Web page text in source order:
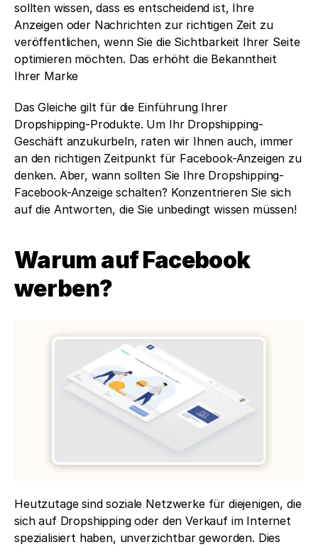
sollten wissen, dass es entscheidend ist, Ihre
Anzeigen oder Nachrichten zur richtigen Zeit zu
veröffentlichen, wenn Sie die Sichtbarkeit Ihrer Seite
optimieren möchten. Das erhöht die Bekanntheit
Ihrer Marke
Das Gleiche gilt für die Einführung Ihrer
Dropshipping-Produkte. Um Ihr Dropshipping-
Geschäft anzukurbeln, raten wir Ihnen auch, immer
an den richtigen Zeitpunkt für Facebook-Anzeigen zu
denken. Aber, wann sollten Sie Ihre Dropshipping-
Facebook-Anzeige schalten? Konzentrieren Sie sich
auf die Antworten, die Sie unbedingt wissen müssen!
Warum auf Facebook
werben?
Heutzutage sind soziale Netzwerke für diejenigen, die
sich auf Dropshipping oder den Verkauf im Internet
spezialisiert haben, unverzichtbar geworden. Dies